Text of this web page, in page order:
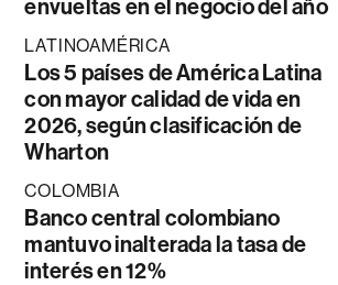
envueltas en el negocio del año
LATINOAMÉRICA
Los 5 países de América Latina
con mayor calidad de vida en
2026, según clasificación de
Wharton
COLOMBIA
Banco central colombiano
mantuvo inalterada la tasa de
interés en 12%